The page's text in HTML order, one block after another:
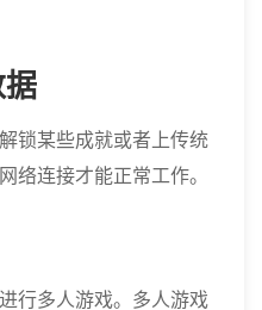
锁某些成就或者上传统
络连接才能正常工作。
行多人游戏。多人游戏